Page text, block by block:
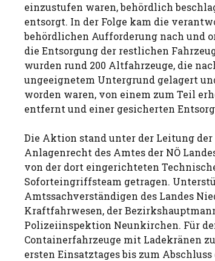
einzustufen waren, behördlich
entsorgt. In der Folge kam die
behördlichen Aufforderung nach und
die Entsorgung der restlichen
wurden rund 200 Altfahrzeuge, die
ungeeignetem Untergrund gelagert
worden waren, von einem zum Teil
entfernt und einer gesicherten
Die Aktion stand unter der Leitung
Anlagenrecht des Amtes der NÖ
von der dort eingerichteten
Soforteingriffsteam getragen.
Amtssachverständigen des Landes
Kraftfahrwesen, der
Polizeiinspektion Neunkirchen. Für
Containerfahrzeuge mit Ladekränen
ersten Einsatztages bis zum